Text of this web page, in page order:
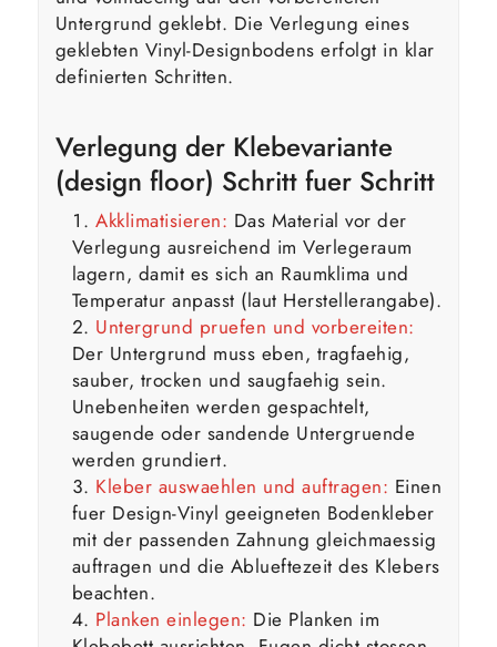
Untergrund geklebt. Die Verlegung eines
geklebten Vinyl-Designbodens erfolgt in klar
definierten Schritten.
Verlegung der Klebevariante
(design floor) Schritt fuer Schritt
Akklimatisieren: Das Material vor der
Verlegung ausreichend im Verlegeraum
lagern, damit es sich an Raumklima und
Temperatur anpasst (laut Herstellerangabe).
Untergrund pruefen und vorbereiten:
Der Untergrund muss eben, tragfaehig,
sauber, trocken und saugfaehig sein.
Unebenheiten werden gespachtelt,
saugende oder sandende Untergruende
werden grundiert.
Kleber auswaehlen und auftragen: Einen
fuer Design-Vinyl geeigneten Bodenkleber
mit der passenden Zahnung gleichmaessig
auftragen und die Ablueftezeit des Klebers
beachten.
Planken einlegen: Die Planken im